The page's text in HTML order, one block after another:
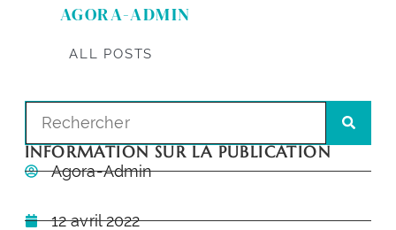
AGORA-ADMIN
ALL POSTS
INFORMATION SUR LA PUBLICATION
Agora-Admin
12 avril 2022